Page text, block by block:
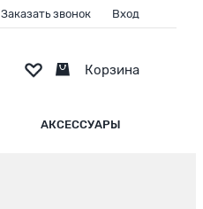
АКСЕССУАРЫ
Заказать звонок Вход
Корзина